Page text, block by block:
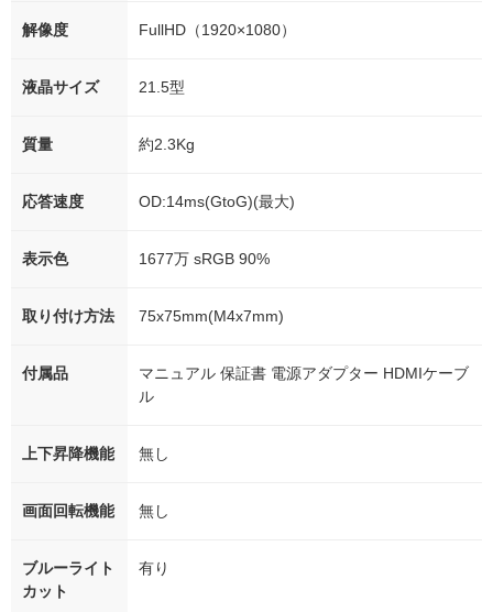
解像度 FullHD（1920×1080）
液晶サイズ 21.5型
質量 約2.3Kg
応答速度 OD:14ms(GtoG)(最大)
表示色 1677万 sRGB 90%
取り付け方法 75x75mm(M4x7mm)
付属品
マニュアル 保証書 電源アダプター HDMIケーブ
ル
上下昇降機能 無し
画面回転機能 無し
ブルーライト
カット
有り